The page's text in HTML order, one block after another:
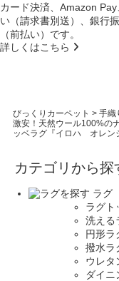
カード決済、Amazon
い（請求書別送）、銀行
（前払い）です。
詳しくはこちら
びっくりカーペット > 手織
激安！天然ウール100%の
ッベラグ『イロハ オレン
カテゴリから探
ラグ
ラグト
洗える
円形ラ
撥水ラ
ウレタ
ダイニ